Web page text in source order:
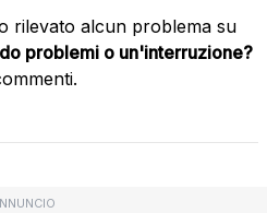
rilevato alcun problema su
problemi o un'interruzione?